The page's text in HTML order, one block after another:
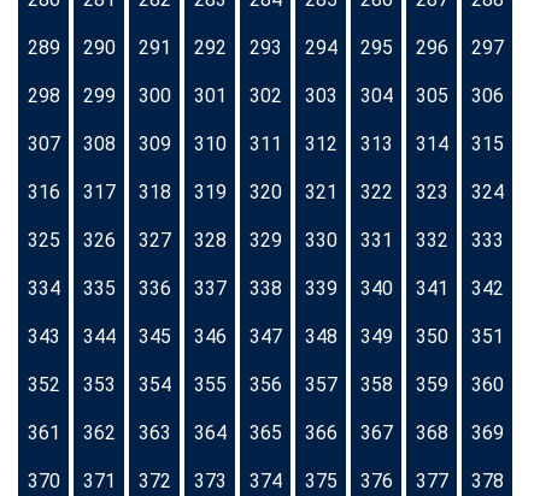
289 290 291 292 293 294 295 296 297
298 299 300 301 302 303 304 305 306
307 308 309 310 311 312 313 314 315
316 317 318 319 320 321 322 323 324
325 326 327 328 329 330 331 332 333
334 335 336 337 338 339 340 341 342
343 344 345 346 347 348 349 350 351
352 353 354 355 356 357 358 359 360
361 362 363 364 365 366 367 368 369
370 371 372 373 374 375 376 377 378